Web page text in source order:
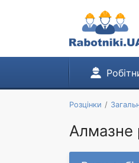
Розцінки
Алмазне